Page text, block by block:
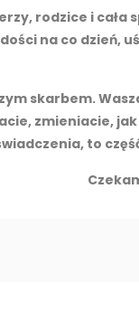
rodzice i cała
na co dzień,
skarbem.
zmieniacie,
to